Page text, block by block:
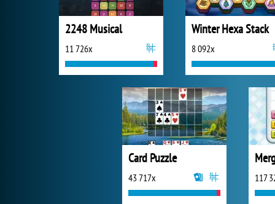
2248 Musical
11 726x
Winter Hexa Stack
8 092x
Card Puzzle
43 717x 117